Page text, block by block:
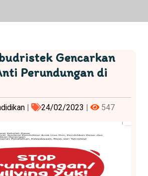
Gencarkan
Perundungan di
| 24/02/2023 | 547